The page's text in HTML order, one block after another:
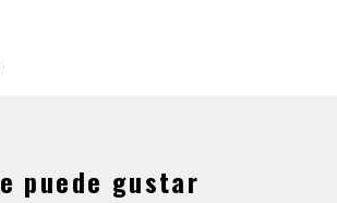
puede gustar